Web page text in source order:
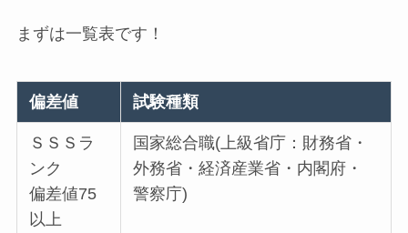
まずは一覧表です！
偏差値 試験種類
ＳＳＳラ
ンク
偏差値75
以上
国家総合職(上級省庁：財務省・
外務省・経済産業省・内閣府・
警察庁)